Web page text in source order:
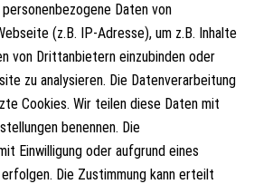
Daten von
(z.B. IP-Adresse), um z.B. Inhalte
von Drittanbietern einzubinden oder
zu analysieren. Die Datenverarbeitung
Cookies. Wir teilen diese Daten mit
benennen. Die
Einwilligung oder aufgrund eines
Die Zustimmung kann erteilt
Über uns
Über uns
Kontakt
Versandinformationen